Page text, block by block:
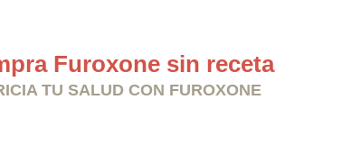
Furoxone sin receta
TU SALUD CON FUROXONE